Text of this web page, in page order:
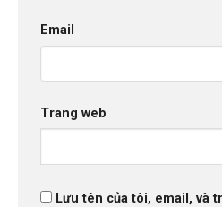
Email
Trang web
Lưu tên của tôi, email, và